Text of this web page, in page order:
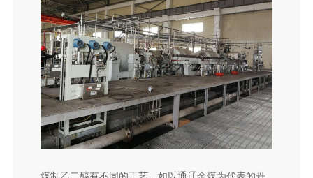
LNG机组
空分机组
天然气长输管线机组
石油化工及天然气领域用离心机组
催化裂化装置—主风机、富气压缩机、增压机
焦化装置—富气压缩机